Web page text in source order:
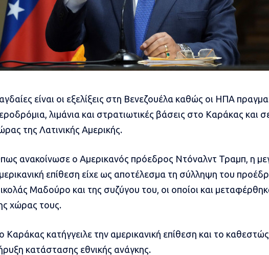
είναι οι εξελίξεις στη Βενεζουέλα καθώς οι ΗΠΑ
λιμάνια και στρατιωτικές βάσεις στο Καράκας και
της Λατινικής Αμερικής.
ανακοίνωσε ο Αμερικανός πρόεδρος Ντόναλντ Τραμπ, η
επίθεση είχε ως αποτέλεσμα τη σύλληψη του
Μαδούρο και της συζύγου του, οι οποίοι και
χώρας τους.
Καράκας κατήγγειλε την αμερικανική επίθεση και το
κατάστασης εθνικής ανάγκης.